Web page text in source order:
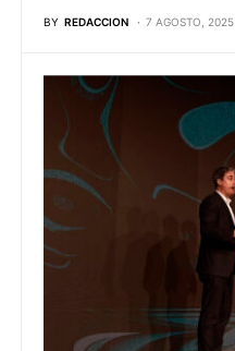
BY REDACCION 7 AGOSTO, 2025